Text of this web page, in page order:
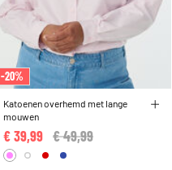
-20%
Katoenen overhemd met lange
mouwen
Price reduced from
€ 49,99
€ 39,99